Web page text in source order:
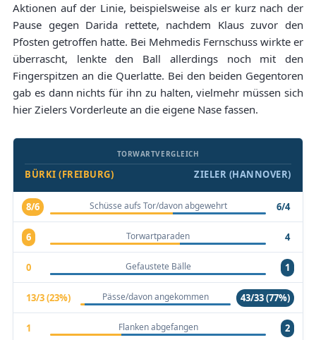
Aktionen auf der Linie, beispielsweise als er kurz nach der
Pause gegen Darida rettete, nachdem Klaus zuvor den
Pfosten getroffen hatte. Bei Mehmedis Fernschuss wirkte er
überrascht, lenkte den Ball allerdings noch mit den
Fingerspitzen an die Querlatte. Bei den beiden Gegentoren
gab es dann nichts für ihn zu halten, vielmehr müssen sich
hier Zielers Vorderleute an die eigene Nase fassen.
BÜRKI (FREIBURG)
TORWARTVERGLEICH
ZIELER (HANNOVER)
8/6 Schüsse aufs Tor/davon abgewehrt 6/4
6 Torwartparaden 4
0 Gefaustete Bälle 1
13/3 (23%) Pässe/davon angekommen 43/33 (77%)
1 Flanken abgefangen 2